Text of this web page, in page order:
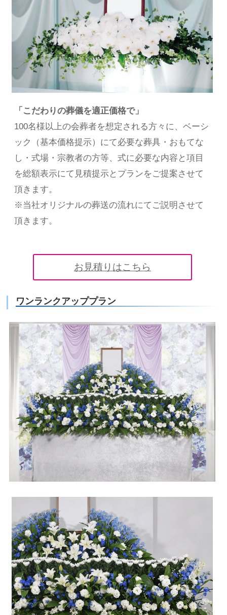
「こだわりの葬儀を適正価格で」
100名様以上の会葬者を想定される方々に、ベーシ
ック（基本価格提示）にて必要な葬具・おもてな
し・式場・宗教者の方等、式に必要な内容と項目
を総額表示にて見積提示とプランをご提案させて
頂きます。
※当社オリジナルの葬送の流れにてご説明させて
頂きます。
お見積りはこちら
ワンランクアッププラン